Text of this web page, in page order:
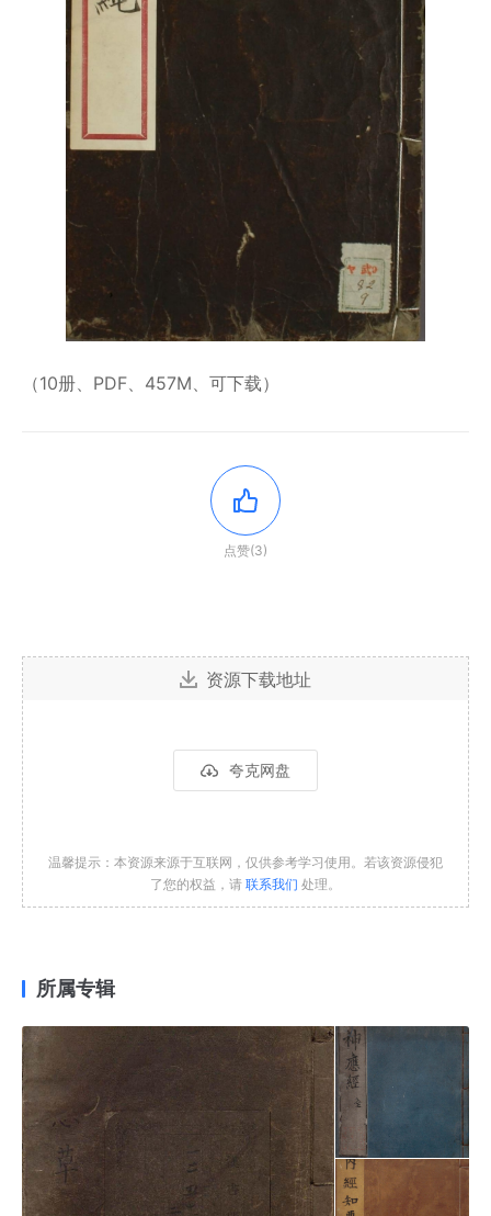
（10册、PDF、457M、可下载）
点赞(3)
资源下载地址
夸克网盘
温馨提示：本资源来源于互联网，仅供参考学习使用。若该资源侵犯
了您的权益，请 联系我们 处理。
所属专辑